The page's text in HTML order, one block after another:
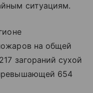
ситуациям.
на общей
загораний сухой
654